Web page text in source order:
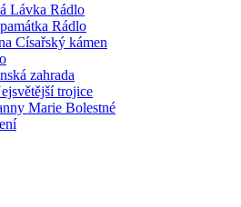
Lávka Rádlo
Rádlo
Císařský kámen
zahrada
trojice
Marie Bolestné